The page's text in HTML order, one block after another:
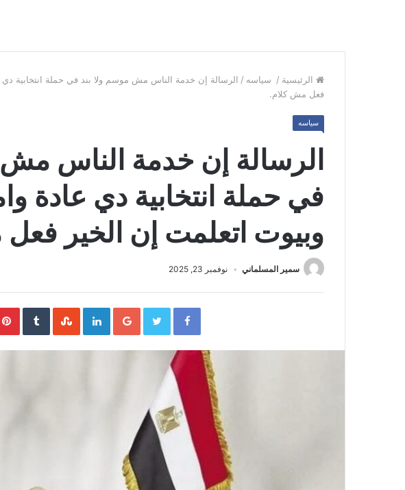
الرئيسية / سياسه / الرسالة إن خدمة الناس مش موسم ولا بند في حملة انتخابية دي
فعل مش كلام.
سياسه
الرسالة إن خدمة الناس مش
في حملة انتخابية دي عادة
وبيوت اتعلمت إن الخير
سمير المسلماني نوفمبر 23, 2025
Facebook
Twitter
Google+
LinkedIn